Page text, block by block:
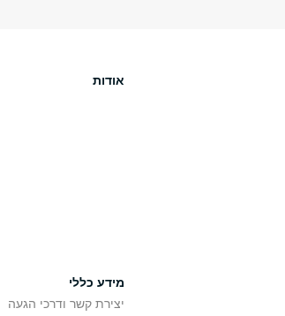
אודות
מידע כללי
יצירת קשר ודרכי הגעה